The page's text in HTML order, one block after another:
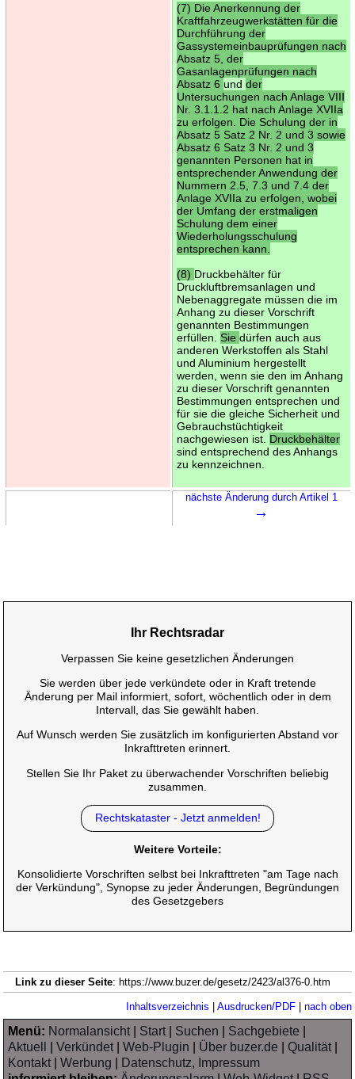
(7) Die Anerkennung der
Kraftfahrzeugwerkstätten für die
Durchführung der
Gassystemeinbauprüfungen nach
Absatz 5, der
Gasanlagenprüfungen nach
Absatz 6 und der
Untersuchungen nach Anlage VIII
Nr. 3.1.1.2 hat nach Anlage XVIIa
zu erfolgen. Die Schulung der in
Absatz 5 Satz 2 Nr. 2 und 3 sowie
Absatz 6 Satz 3 Nr. 2 und 3
genannten Personen hat in
entsprechender Anwendung der
Nummern 2.5, 7.3 und 7.4 der
Anlage XVIIa zu erfolgen, wobei
der Umfang der erstmaligen
Schulung dem einer
Wiederholungsschulung
entsprechen kann.
(8) Druckbehälter für
Druckluftbremsanlagen und
Nebenaggregate müssen die im
Anhang zu dieser Vorschrift
genannten Bestimmungen
erfüllen. Sie dürfen auch aus
anderen Werkstoffen als Stahl
und Aluminium hergestellt
werden, wenn sie den im Anhang
zu dieser Vorschrift genannten
Bestimmungen entsprechen und
für sie die gleiche Sicherheit und
Gebrauchstüchtigkeit
nachgewiesen ist. Druckbehälter
sind entsprechend des Anhangs
zu kennzeichnen.
nächste Änderung durch Artikel 1
→
Ihr Rechtsradar
Verpassen Sie keine gesetzlichen Änderungen
Sie werden über jede verkündete oder in Kraft tretende
Änderung per Mail informiert, sofort, wöchentlich oder in dem
Intervall, das Sie gewählt haben.
Auf Wunsch werden Sie zusätzlich im konfigurierten Abstand vor
Inkrafttreten erinnert.
Stellen Sie Ihr Paket zu überwachender Vorschriften beliebig
zusammen.
Rechtskataster - Jetzt anmelden!
Weitere Vorteile:
Konsolidierte Vorschriften selbst bei Inkrafttreten "am Tage nach
der Verkündung", Synopse zu jeder Änderungen, Begründungen
des Gesetzgebers
Link zu dieser Seite: https://www.buzer.de/gesetz/2423/al376-0.htm
Inhaltsverzeichnis Ausdrucken/PDF| nach oben
Menü: Normalansicht| Start| Suchen Sachgebiete
Aktuell
|Verkündet|Web-Plugin Über buzer.de |Qualität|
Kontakt|Werbung
Datenschutz, Impressum